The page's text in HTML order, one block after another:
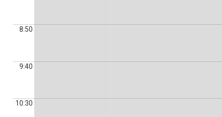
8:50
9:40
10:30